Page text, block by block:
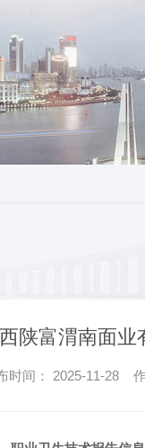
陕富渭南面业
时间： 2025-11-28